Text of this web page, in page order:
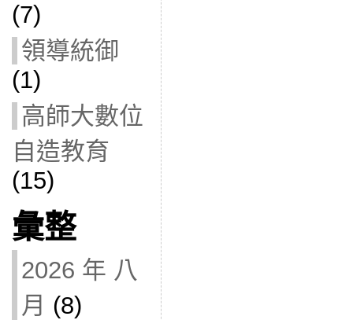
(7)
領導統御
(1)
高師大數位
自造教育
(15)
彙整
2026 年 八
月 (8)